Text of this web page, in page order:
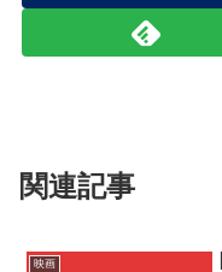
関連記事
映画